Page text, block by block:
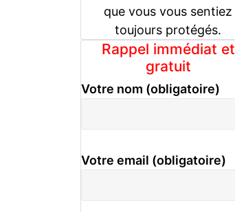
que vous vous sentiez
toujours protégés.
Rappel immédiat et
gratuit
Votre nom (obligatoire)
Votre email (obligatoire)